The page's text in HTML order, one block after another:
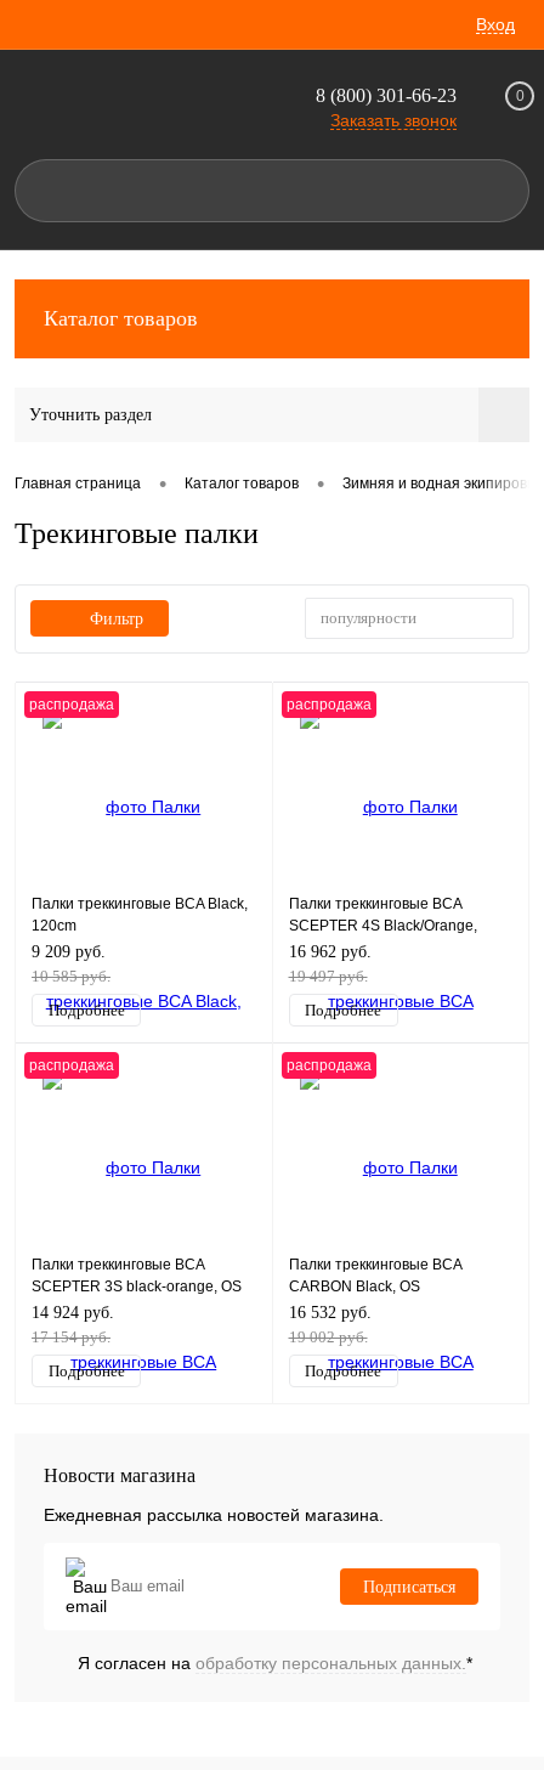
Вход
8 (800) 301-66-23
Заказать звонок
0
Каталог товаров
Уточнить раздел
Главная страница • Каталог товаров • Зимняя и водная
Трекинговые палки
Фильтр популярности
распродажа
Палки треккинговые BCA Black,
120cm
9 209 руб.
10 585 руб.
Подробнее
распродажа
Палки треккинговые BCA
SCEPTER 4S Black/Orange,
130cm
16 962 руб.
19 497 руб.
Подробнее
распродажа
Палки треккинговые BCA
SCEPTER 3S black-orange, OS
14 924 руб.
17 154 руб.
Подробнее
распродажа
Палки треккинговые BCA
CARBON Black, OS
16 532 руб.
19 002 руб.
Подробнее
Новости магазина
Ежедневная рассылка новостей магазина.
Подписаться
Я согласен на обработку персональных данных.*